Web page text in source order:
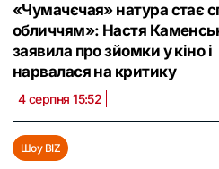
«Чумачєчая» натура стає
обличчям»: Настя
заявила про зйомки у кіно і
нарвалася на критику
4 серпня 15:52
Шоу BIZ